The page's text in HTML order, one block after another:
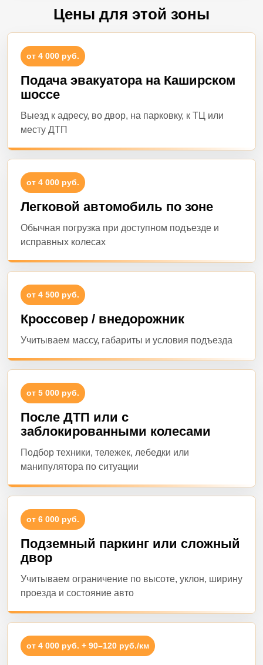
Цены для этой зоны
от 4 000 руб.
Подача эвакуатора на Каширском
шоссе
Выезд к адресу, во двор, на парковку, к ТЦ или
месту ДТП
от 4 000 руб.
Легковой автомобиль по зоне
Обычная погрузка при доступном подъезде и
исправных колесах
от 4 500 руб.
Кроссовер / внедорожник
Учитываем массу, габариты и условия подъезда
от 5 000 руб.
После ДТП или с
заблокированными колесами
Подбор техники, тележек, лебедки или
манипулятора по ситуации
от 6 000 руб.
Подземный паркинг или сложный
двор
Учитываем ограничение по высоте, уклон, ширину
проезда и состояние авто
от 4 000 руб. + 90–120 руб./км